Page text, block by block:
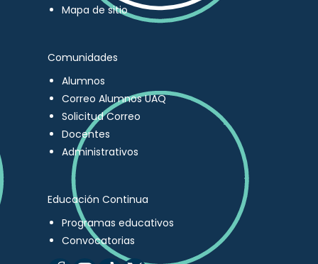
Mapa de sitio
Comunidades
Alumnos
Correo Alumnos UAQ
Solicitud Correo
Docentes
Administrativos
Educación Continua
Programas educativos
Convocatorias